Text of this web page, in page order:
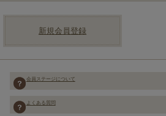
新規会員登録
会員ステージについて
よくある質問